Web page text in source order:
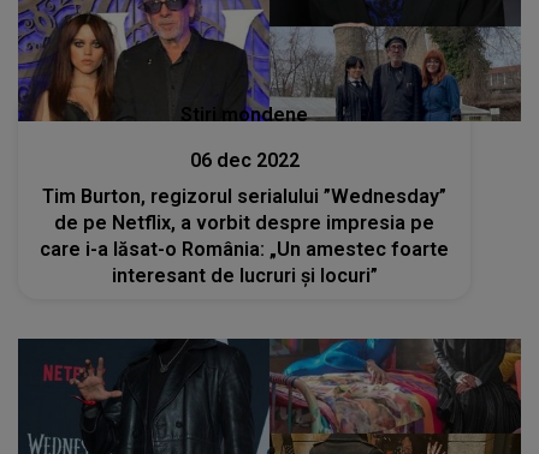
Stiri mondene
06 dec 2022
Tim Burton, regizorul serialului ”Wednesday”
de pe Netflix, a vorbit despre impresia pe
care i-a lăsat-o România: „Un amestec foarte
interesant de lucruri și locuri”